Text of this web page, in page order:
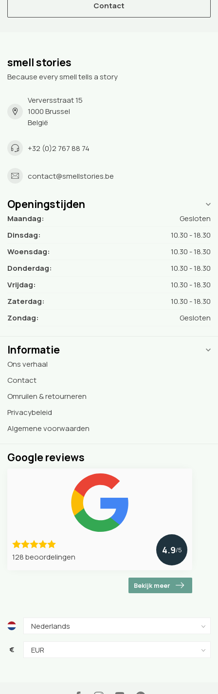
Contact
smell stories
Because every smell tells a story
Verversstraat 15
1000 Brussel
België
+32 (0)2 767 88 74
contact@smellstories.be
Openingstijden
Maandag:
Gesloten
Dinsdag:
10.30 - 18.30
Woensdag:
10.30 - 18.30
Donderdag:
10.30 - 18.30
Vrijdag:
10.30 - 18.30
Zaterdag:
10.30 - 18.30
Zondag:
Gesloten
Informatie
Ons verhaal
Contact
Omruilen & retourneren
Privacybeleid
Algemene voorwaarden
Google reviews
128 beoordelingen
4.9/5
Bekijk meer
€